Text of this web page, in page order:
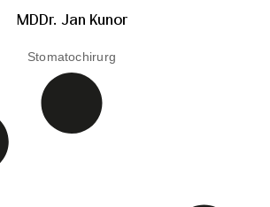
MDDr. Jan Kunor
Stomatochirurg